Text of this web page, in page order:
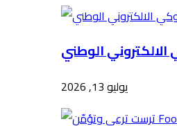
يوليو 13, 2026